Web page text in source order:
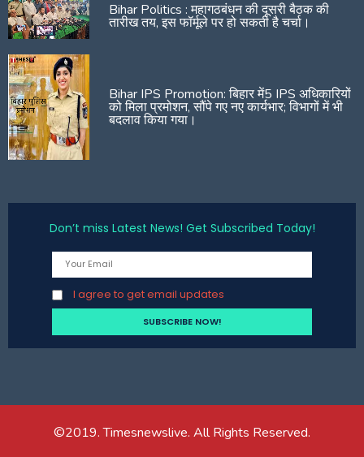
Bihar Politics : महागठबंधन की दूसरी बैठक की
तारीख तय, इस फॉर्मूले पर हो सकती है चर्चा।
Bihar IPS Promotion: बिहार में5 IPS अधिकारियों
को मिला प्रमोशन, सौंपे गए नए कार्यभार; विभागों में भी
बदलाव किया गया।
Don’t miss Latest News! Get Subscribed Today!
I agree to get email updates
©2019. Timesnewslive. All Rights Reserved.